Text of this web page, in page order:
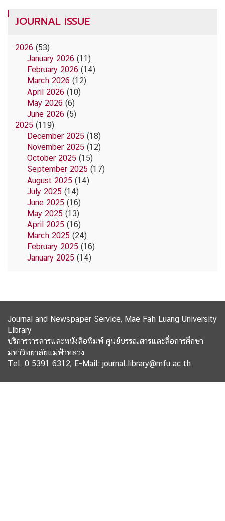
JOURNAL ISSUE
2026 (53)
January 2026 (11)
February 2026 (14)
March 2026 (12)
April 2026 (10)
May 2026 (6)
June 2026 (5)
2025 (119)
December 2025 (18)
November 2025 (12)
October 2025 (15)
September 2025 (17)
August 2025 (14)
July 2025 (14)
June 2025 (16)
May 2025 (13)
April 2025 (16)
March 2025 (24)
February 2025 (16)
January 2025 (14)
Journal and Newspaper Service, Mae Fah Luang University
Library
บริการวารสารและหนังสือพิมพ์ ศูนย์บรรณสารและสื่อการศึกษา
มหาวิทยาลัยแม่ฟ้าหลวง
Tel. 0 5391 6312, E-Mail: journal.library@mfu.ac.th